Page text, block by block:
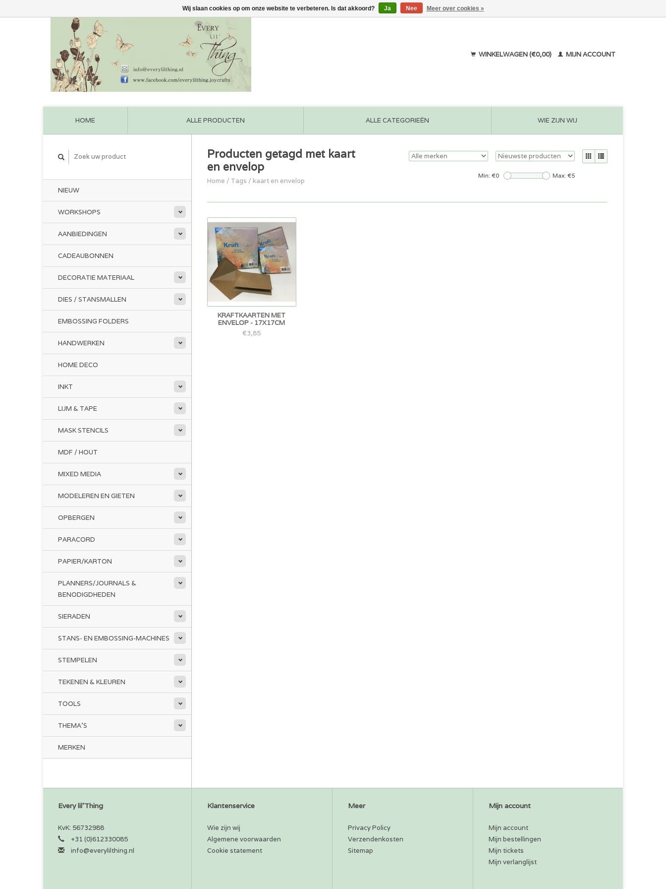
WINKELWAGEN (€0,00) MIJN ACCOUNT
HOME ALLE PRODUCTEN ALLE CATEGORIEËN WIE ZIJN WIJ
NIEUW
WORKSHOPS
AANBIEDINGEN
CADEAUBONNEN
DECORATIE MATERIAAL
DIES / STANSMALLEN
EMBOSSING FOLDERS
HANDWERKEN
HOME DECO
INKT
LIJM & TAPE
MASK STENCILS
MDF / HOUT
MIXED MEDIA
MODELEREN EN GIETEN
OPBERGEN
PARACORD
PAPIER/KARTON
PLANNERS/JOURNALS &
BENODIGDHEDEN
SIERADEN
STANS- EN EMBOSSING-MACHINES
STEMPELEN
TEKENEN & KLEUREN
TOOLS
THEMA'S
MERKEN
Producten getagd met kaart
en envelop
Home / Tags / kaart en envelop
Min: €0 Max: €5
KRAFTKAARTEN MET
ENVELOP - 17X17CM
€3,85
Every lil'Thing
KvK: 56732988
+31 (0)612330085
info@everylilthing.nl
Klantenservice
Wie zijn wij
Algemene voorwaarden
Cookie statement
Meer
Privacy Policy
Verzendenkosten
Sitemap
Mijn account
Mijn account
Mijn bestellingen
Mijn tickets
Mijn verlanglijst
Wij slaan cookies op om onze website te verbeteren. Is dat akkoord? Ja Nee Meer over cookies »